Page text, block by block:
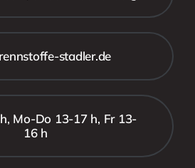
stadler.de
Mo-Do 13-17 h, Fr 13-
16 h